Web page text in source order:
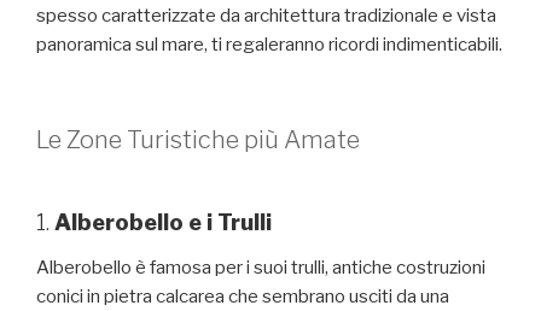
spesso caratterizzate da architettura tradizionale e vista
panoramica sul mare, ti regaleranno ricordi indimenticabili.
Le Zone Turistiche più Amate
1. Alberobello e i Trulli
Alberobello è famosa per i suoi trulli, antiche costruzioni
conici in pietra calcarea che sembrano usciti da una